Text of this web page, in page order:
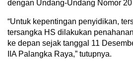
dengan Undang-Undang Nomor
“Untuk kepentingan penyidikan,
tersangka HS dilakukan
ke depan sejak tanggal 11
IIA Palangka Raya,” tutupnya.